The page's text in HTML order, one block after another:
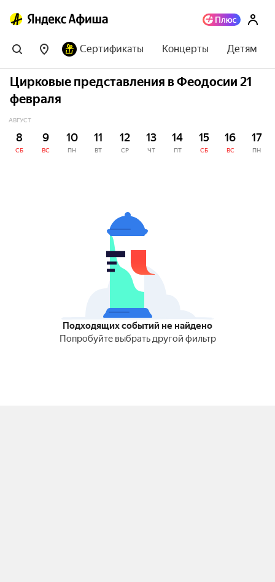
Сертификаты Концерты Детям
Цирковые представления в Феодосии 21
февраля
АВГУСТ
8
СБ
9
ВС
10
ПН
11
ВТ
12
СР
13
ЧТ
14
ПТ
15
СБ
16
ВС
17
ПН
Подходящих событий не найдено
Попробуйте выбрать другой фильтр